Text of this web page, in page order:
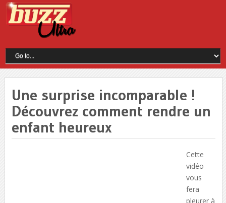
Une surprise incomparable !
Découvrez comment rendre un
enfant heureux
Cette
vidéo
vous
fera
pleurer à